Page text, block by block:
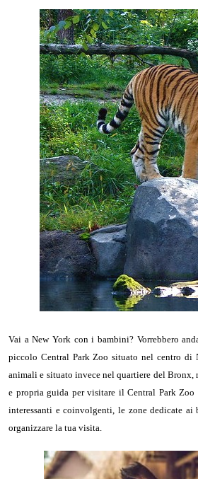
Vai a New York con i bambini? Vorrebbero
piccolo Central Park Zoo situato nel centro
animali e situato invece nel quartiere del
e propria guida per visitare il Central Park
interessanti e coinvolgenti, le zone dedicate
organizzare la tua visita.